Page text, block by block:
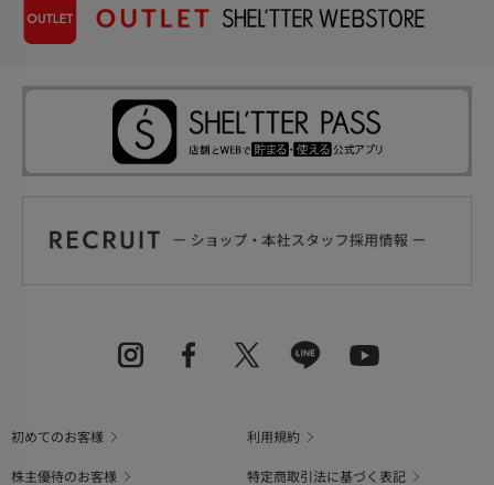
初めてのお客様
利用規約
株主優待のお客様
特定商取引法に基づく表記